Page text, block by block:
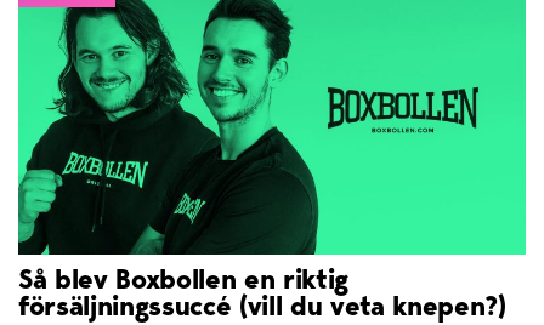
Så blev Boxbollen en riktig
försäljningssuccé (vill du veta knepen?)